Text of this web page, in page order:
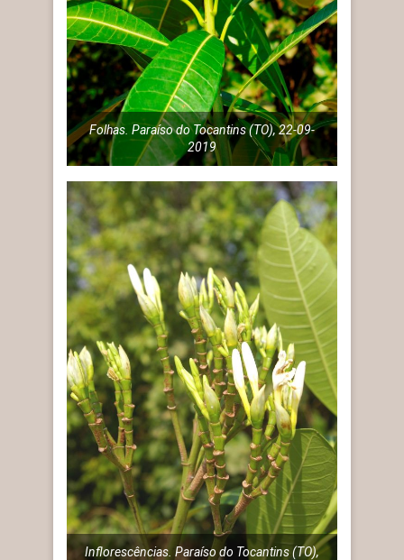
Folhas. Paraíso do Tocantins (TO), 22-09-
2019
Inflorescências. Paraíso do Tocantins (TO),